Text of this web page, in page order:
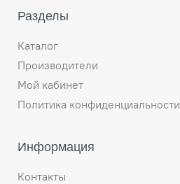
Разделы
Каталог
Производители
Мой кабинет
Политика конфиденциальности
Информация
Контакты